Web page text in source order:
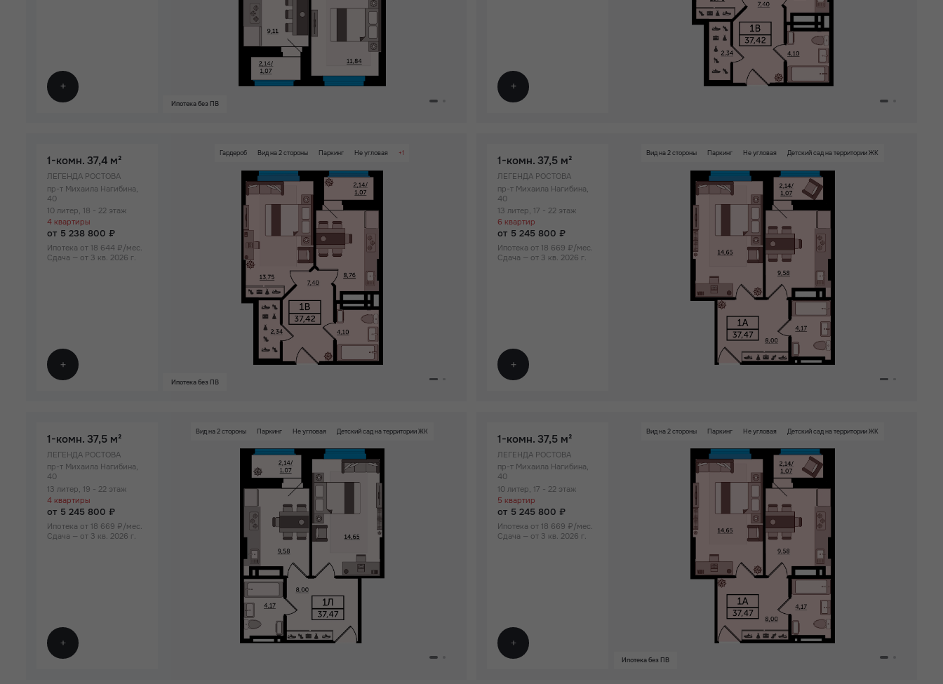
Паркинг
Ипотека без ПВ
1-комн. 37,4 м²
ЛЕГЕНДА РОСТОВА
пр-т Михаила Нагибина,
40
10 литер, 18 - 22 этаж
4 квартиры
от 5 238 800 ₽
Ипотека от 18 644 ₽/мес.
Сдача — от 3 кв. 2026 г.
+1
Гардероб Вид на 2 стороны Паркинг Не угловая
Детский сад на территории ЖК
Ипотека без ПВ
1-комн. 37,5 м²
ЛЕГЕНДА РОСТОВА
пр-т Михаила Нагибина,
40
13 литер, 17 - 22 этаж
6 квартир
от 5 245 800 ₽
Ипотека от 18 669 ₽/мес.
Сдача — от 3 кв. 2026 г.
Вид на 2 стороны Паркинг Не угловая Детский сад на территории ЖК
1-комн. 37,5 м²
ЛЕГЕНДА РОСТОВА
пр-т Михаила Нагибина,
40
13 литер, 19 - 22 этаж
4 квартиры
от 5 245 800 ₽
Ипотека от 18 669 ₽/мес.
Сдача — от 3 кв. 2026 г.
Вид на 2 стороны Паркинг Не угловая Детский сад на территории ЖК
1-комн. 37,5 м²
ЛЕГЕНДА РОСТОВА
пр-т Михаила Нагибина,
40
10 литер, 17 - 22 этаж
5 квартир
от 5 245 800 ₽
Ипотека от 18 669 ₽/мес.
Сдача — от 3 кв. 2026 г.
Вид на 2 стороны Паркинг Не угловая Детский сад на территории ЖК
Ипотека без ПВ